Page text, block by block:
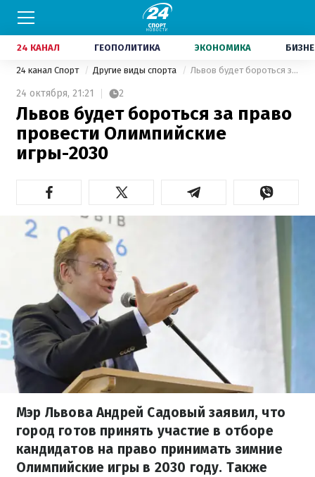
24 КАНАЛ ГЕОПОЛИТИКА ЭКОНОМИКА
24 канал Спорт Другие виды спорта Львов будет бороться за право провести Олимпийские игры-2030
24 октября, 21:21 2
Львов будет бороться за право
провести Олимпийские
игры-2030
Мэр Львова Андрей Садовый заявил, что
город готов принять участие в отборе
кандидатов на право принимать зимние
Олимпийские игры в 2030 году. Также